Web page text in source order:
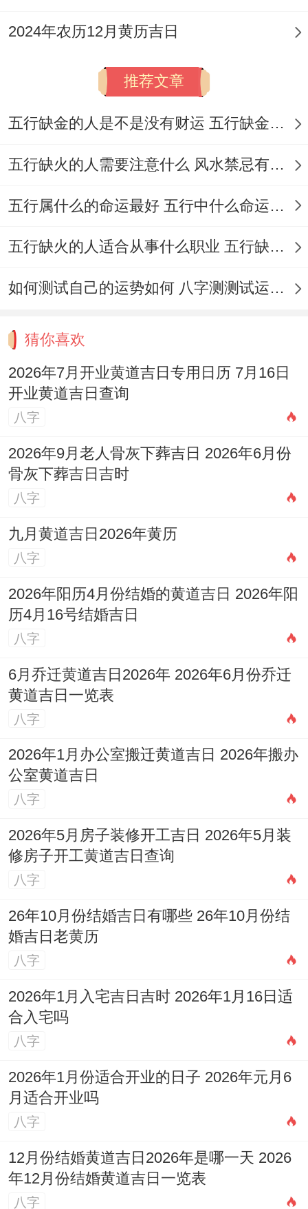
能量强化在领域 .动土开业宜用朱砂书写的
红纸镇于四角，收款台放置祥安阁五帝钱或
水晶洞；丙午火年尤重红色元素,如红色绸
缎、灯笼可增强火运。
在人际协同上邀请贵人属相参与：属虎者宜
羊、属猪者（三合），以形成气场互助，后
续仪式也有讲究;开业后三日内不外借财物、
首笔收入需存入「财库」（红色信封保
月，这些细节确保开业能量继续下去流通，
避免后续经营波动！
2024年农历12月黄历吉日
推荐文章
五行缺金的人是不是没有财运 五行缺金的人命运好不好
五行缺火的人需要注意什么 风水禁忌有哪些
五行属什么的命运最好 五行中什么命运势旺盛
五行缺火的人适合从事什么职业 五行缺火的人适合从事的职业有哪些
如何测试自己的运势如何 八字测测试运运程
猜你喜欢
2026年7月开业黄道吉日专用日历 7月16日
开业黄道吉日查询
八字
2026年9月老人骨灰下葬吉日 2026年6月份
骨灰下葬吉日吉时
八字
九月黄道吉日2026年黄历
八字
2026年阳历4月份结婚的黄道吉日 2026年阳
历4月16号结婚吉日
八字
6月乔迁黄道吉日2026年 2026年6月份乔迁
黄道吉日一览表
八字
2026年1月办公室搬迁黄道吉日 2026年搬办
公室黄道吉日
八字
2026年5月房子装修开工吉日 2026年5月装
修房子开工黄道吉日查询
八字
26年10月份结婚吉日有哪些 26年10月份结
婚吉日老黄历
八字
2026年1月入宅吉日吉时 2026年1月16日适
合入宅吗
八字
2026年1月份适合开业的日子 2026年元月6
月适合开业吗
八字
12月份结婚黄道吉日2026年是哪一天 2026
年12月份结婚黄道吉日一览表
八字